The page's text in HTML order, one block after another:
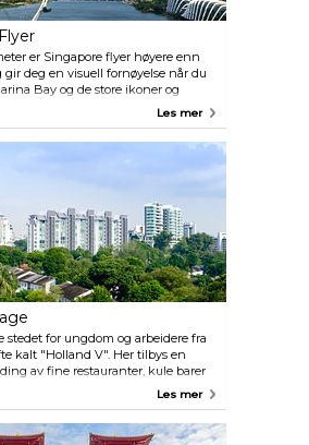
er Singapore flyer høyere enn
gir deg en visuell fornøyelse når du
Bay og de store ikoner og
Les mer
stedet for ungdom og arbeidere fra
kalt "Holland V". Her tilbys en
av fine restauranter, kule barer
mange utsalgsteder for
og interiør.
Les mer